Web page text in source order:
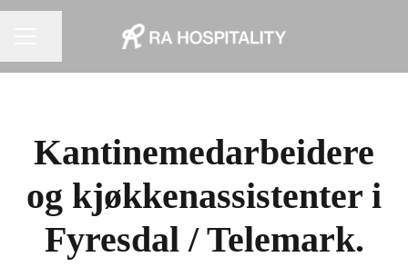
Kantinemedarbeidere
og kjøkkenassistenter i
Fyresdal / Telemark.